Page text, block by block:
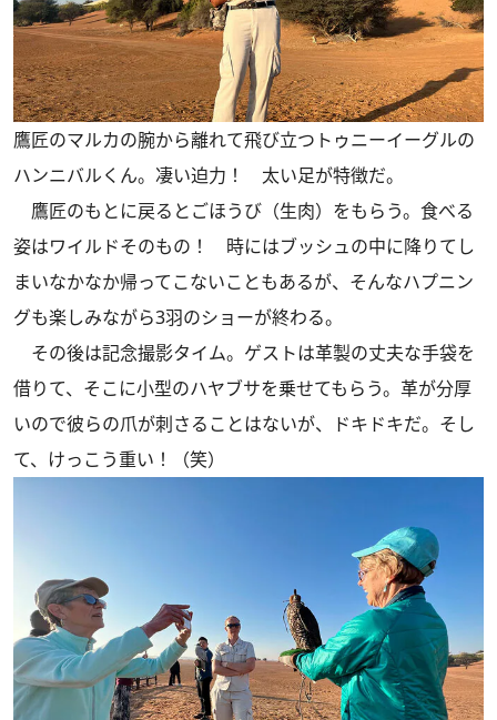
鷹匠のマルカの腕から離れて飛び立つトゥニーイーグルの
ハンニバルくん。凄い迫力！ 太い足が特徴だ。
鷹匠のもとに戻るとごほうび（生肉）をもらう。食べる
姿はワイルドそのもの！ 時にはブッシュの中に降りてし
まいなかなか帰ってこないこともあるが、そんなハプニン
グも楽しみながら3羽のショーが終わる。
その後は記念撮影タイム。ゲストは革製の丈夫な手袋を
借りて、そこに小型のハヤブサを乗せてもらう。革が分厚
いので彼らの爪が刺さることはないが、ドキドキだ。そし
て、けっこう重い！（笑）